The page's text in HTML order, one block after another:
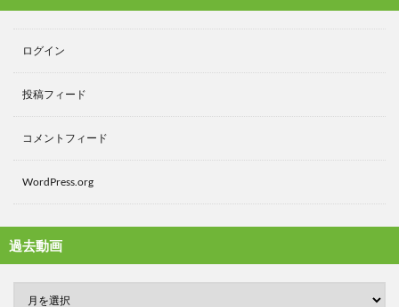
ログイン
投稿フィード
コメントフィード
WordPress.org
過去動画